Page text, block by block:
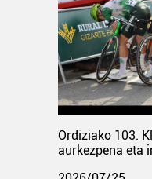
Ordiziako 103.
aurkezpena eta